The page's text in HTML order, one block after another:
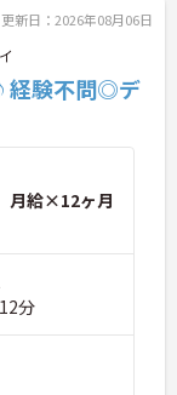
別
目
額
更新日：2026年08月06日
経験不問◎デ
給×12ヶ月
分